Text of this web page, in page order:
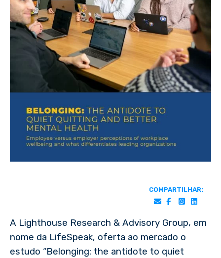
COMPARTILHAR:
A Lighthouse Research & Advisory Group, em
nome da LifeSpeak, oferta ao mercado o
estudo “Belonging: the antidote to quiet